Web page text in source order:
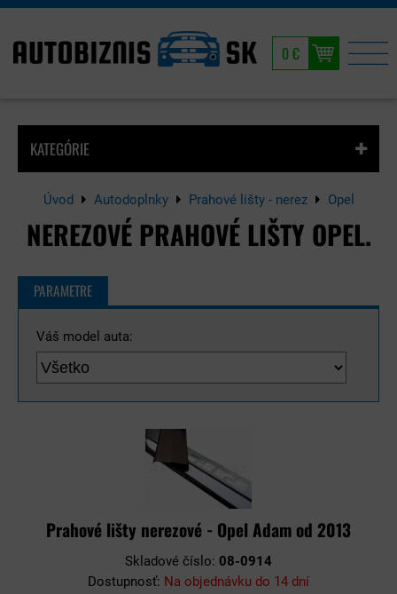
0 €
Úvod Autodoplnky Prahové lišty - nerez Opel
NEREZOVÉ PRAHOVÉ LIŠTY OPEL.
KATEGÓRIE
PARAMETRE
Váš model auta:
Prahové lišty nerezové - Opel Adam od 2013
Skladové číslo: 08-0914
Dostupnosť: Na objednávku do 14 dní